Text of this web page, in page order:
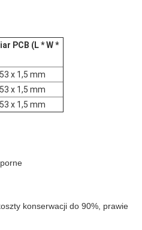
PCB (L * W *
x 1,5 mm
x 1,5 mm
x 1,5 mm
konserwacji do 90%, prawie